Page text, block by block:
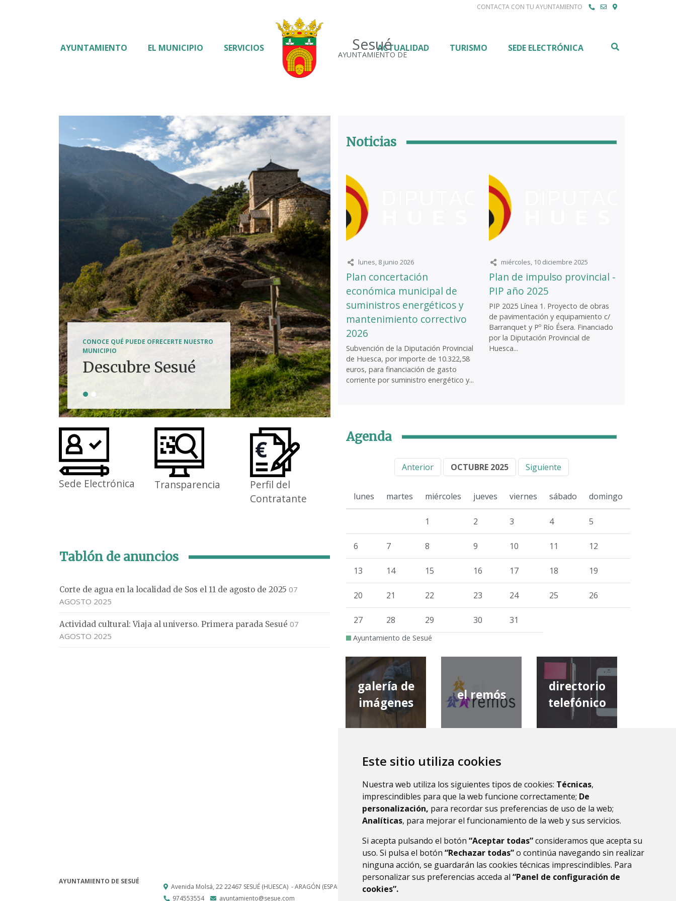
Este sitio utiliza cookies
Nuestra web utiliza los siguientes tipos de cookies: Técnicas,
imprescindibles para que la web funcione correctamente; De
personalización, para recordar sus preferencias de uso de la web;
Analíticas, para mejorar el funcionamiento de la web y sus servicios.
Si acepta pulsando el botón “Aceptar todas”consideramos que acepta su
uso. Si pulsa el botón “Rechazar todas”o continúa navegando sin realizar
ninguna acción, se guardarán las cookies técnicas imprescindibles. Para
personalizar sus preferencias acceda al “Panel de configuración de
cookies”.
CONTACTA CON TU AYUNTAMIENTO
Sesué
AYUNTAMIENTO DE
AYUNTAMIENTO EL MUNICIPIO SERVICIOS ACTUALIDAD TURISMO SEDE ELECTRÓNICA
CONOCE QUÉ PUEDE OFRECERTE NUESTRO
MUNICIPIO
Descubre Sesué
Tierra de
aventuras
Sede Electrónica Transparencia
Perfil del
Contratante
Tablón de anuncios
Corte de agua en la localidad de Sos el 11 de agosto de 2025 07
AGOSTO 2025
Actividad cultural: Viaja al universo. Primera parada Sesué 07
AGOSTO 2025
Noticias
lunes, 8 junio 2026
Plan concertación
económica municipal de
suministros energéticos y
mantenimiento correctivo
2026
Subvención de la Diputación Provincial
de Huesca, por importe de 10.322,58
euros, para financiación de gasto
corriente por suministro energético y...
miércoles, 10 diciembre 2025
Plan de impulso provincial -
PIP año 2025
PIP 2025 Línea 1. Proyecto de obras
de pavimentación y equipamiento c/
Barranquet y Pº Río Ésera. Financiado
por la Diputación Provincial de
Huesca...
Agenda
Anterior OCTUBRE 2025 Siguiente
lunes martes miércoles jueves viernes sábado domingo
1 2 3 4 5
6 7 8 9 10 11 12
13 14 15 16 17 18 19
20 21 22 23 24 25 26
27 28 29 30 31
Ayuntamiento de Sesué
galería de
imágenes
el remós
directorio
telefónico
hace
la ribagorza
provincial de
huesca
AYUNTAMIENTO DE SESUÉ
Avenida Molsá, 2222467 SESUÉ (HUESCA) - ARAGÓN (ESPAÑA)
974553554
ayuntamiento@sesue.com